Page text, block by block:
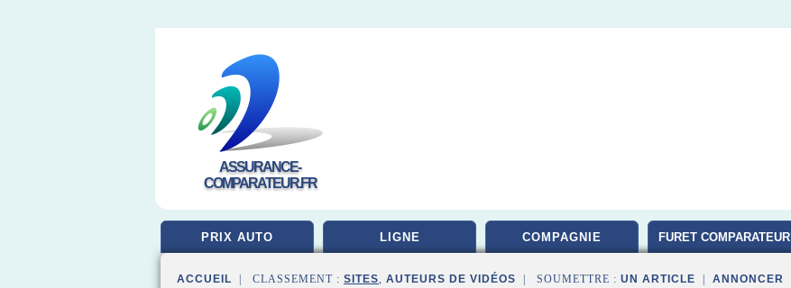
ASSURANCE-
COMPARATEUR.FR
PRIX AUTO LIGNE COMPAGNIE FURET COMPARATEUR
ACCUEIL | CLASSEMENT : SITES, AUTEURS DE VIDÉOS | SOUMETTRE : UN ARTICLE ANNONCER